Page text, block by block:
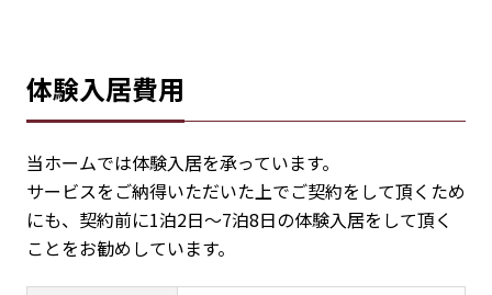
体験入居費用
当ホームでは体験入居を承っています。
サービスをご納得いただいた上でご契約をして頂くため
にも、契約前に1泊2日～7泊8日の体験入居をして頂く
ことをお勧めしています。